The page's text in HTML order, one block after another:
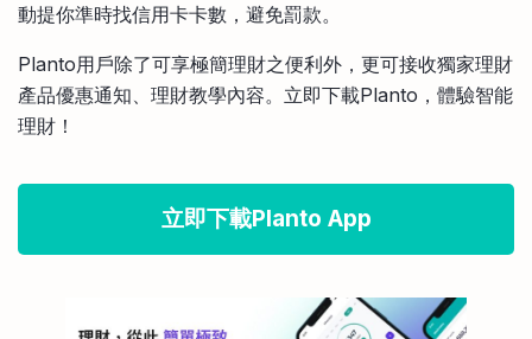
動提你準時找信用卡卡數，避免罰款。
Planto用戶除了可享極簡理財之便利外，更可接收獨家理財
產品優惠通知、理財教學內容。立即下載Planto，體驗智能
理財！
立即下載Planto App